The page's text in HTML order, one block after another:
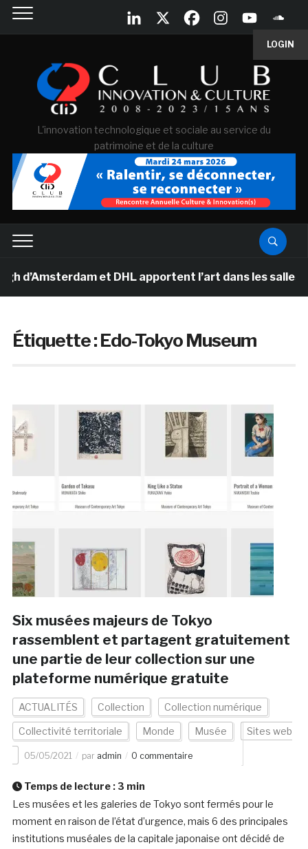
LOGIN
L'innovation technologique et sociale au service du
patrimoine et de la culture
et DHL apportent l’art dans les salles de
Étiquette :Edo-Tokyo Museum
Six musées majeurs de Tokyo
rassemblent et partagent gratuitement
une partie de leur collection sur une
plateforme numérique gratuite
ACTUALITÉS Collection Collection numérique
Collectivité territoriale Monde Musée Sites web
05/05/2021 par admin 0 commentaire
Temps de lecture : 3 min
Les musées et les galeries de Tokyo sont fermés pour le
moment en raison de l’état d’urgence, mais 6 des principales
institutions muséales de la capitale japonaise ont décidé de